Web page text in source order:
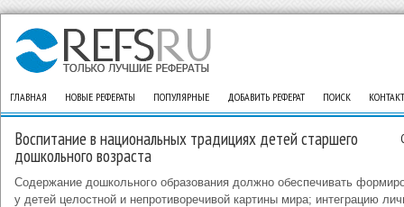
ГЛАВНАЯ НОВЫЕ РЕФЕРАТЫ ПОПУЛЯРНЫЕ ДОБАВИТЬ РЕФЕРАТ ПОИСК
Воспитание в национальных традициях детей старшего
дошкольного возраста
Содержание дошкольного образования должно обеспечивать
у детей целостной и непротиворечивой картины мира; интеграцию